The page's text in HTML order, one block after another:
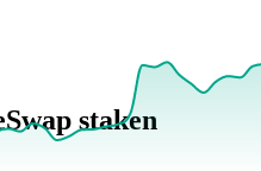
staken